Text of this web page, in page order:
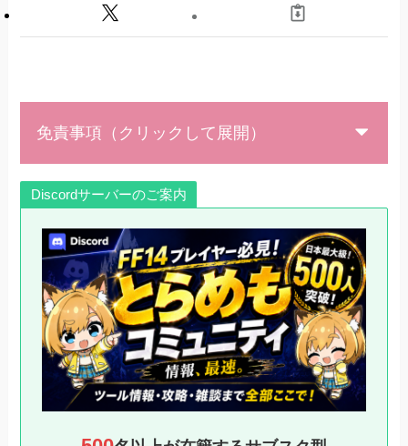
免責事項（クリックして展開）
Discordサーバーのご案内
GShadeのフォルダにgshade-shadersフォルダ
d3d11.dllがあればそれも削除する）
【ここは慎重に行ってください】C:\Windowsに
dxgi.dllもしくはd3d11.dllがある場合はこの手順
はスキップしてください。
私の場合こんな感じで削除しました
4. ReShadeをffxiv_dx11.exeにインストール
こちらからダウンロードを
実際にインストールしてみます
5. gameフォルダ内にできたreshade-shadersフ
ォルダの内容をgshade-shadersフォルダの内容
と置き換え
gshade-shadersフォルダの中身をreshade-